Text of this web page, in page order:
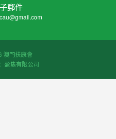
郵件
澳門扶康會
盈雋有限公司